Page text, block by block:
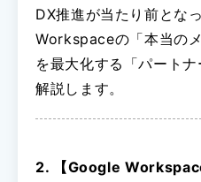
DX推進が当たり前とな
Workspaceの「本当の
を最大化する「パート
解説します。
2. 【Google